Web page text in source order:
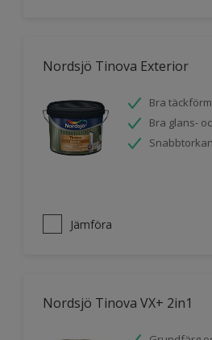
Nordsjö Tinova Exterior
Bra
Bra glans-
Jämföra
Nordsjö Tinova VX+ 2in1